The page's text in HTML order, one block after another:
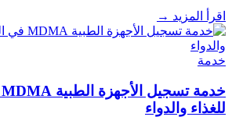
اقرأ المزيد →
خدمة
للغذاء والدواء